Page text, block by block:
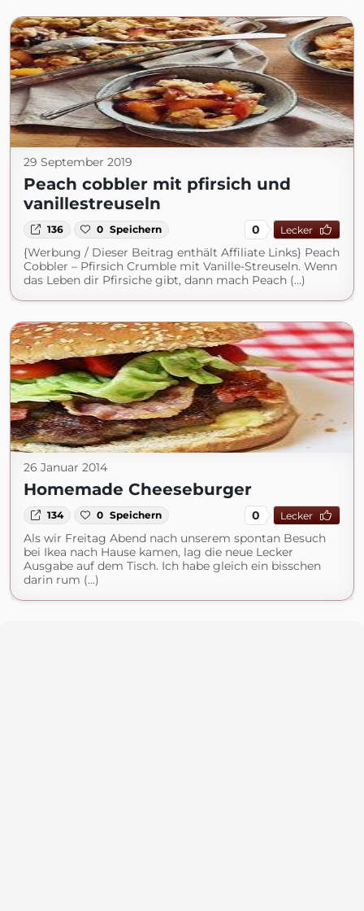
29 September 2019
Peach cobbler mit pfirsich und
vanillestreuseln
136 0 Speichern 0 Lecker
{Werbung / Dieser Beitrag enthält Affiliate Links} Peach
Cobbler – Pfirsich Crumble mit Vanille-Streuseln. Wenn
das Leben dir Pfirsiche gibt, dann mach Peach (...)
26 Januar 2014
Homemade Cheeseburger
134 0 Speichern 0 Lecker
Als wir Freitag Abend nach unserem spontan Besuch
bei Ikea nach Hause kamen, lag die neue Lecker
Ausgabe auf dem Tisch. Ich habe gleich ein bisschen
darin rum (...)